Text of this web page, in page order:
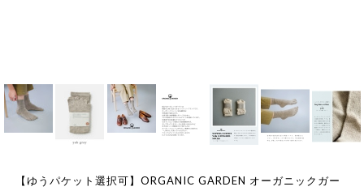
【ゆうパケット選択可】ORGANIC GARDEN オーガニックガー